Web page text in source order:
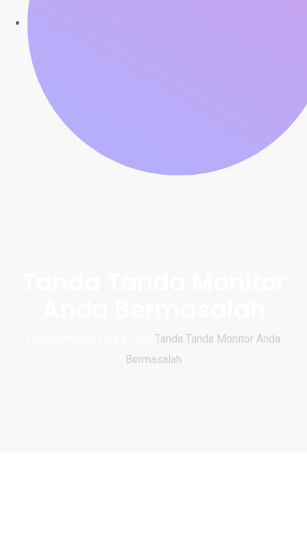
Tanda Tanda Monitor Anda
Bermasalah